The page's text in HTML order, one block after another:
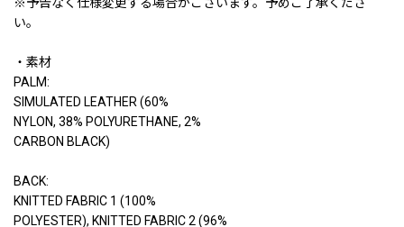
い。
・素材
PALM:
SIMULATED LEATHER (60%
NYLON, 38% POLYURETHANE, 2%
CARBON BLACK)
BACK:
KNITTED FABRIC 1 (100%
POLYESTER), KNITTED FABRIC 2 (96%